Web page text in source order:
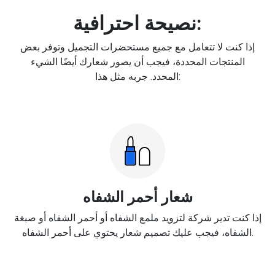
نصيحة احترافية:
إذا كنت لا تتعامل مع جميع مستحضرات التجميل وتوفر بعض
المنتجات المحددة، فيجب أن يصور شعارك أيضًا الشيء
المحدد. جربه مثل هذا:
شعار أحمر الشفاه
إذا كنت تدير شركة لتزويد ملمع الشفاه أو أحمر الشفاه أو صبغة
الشفاه، فيجب عليك تصميم شعار يحتوي على أحمر الشفاه.